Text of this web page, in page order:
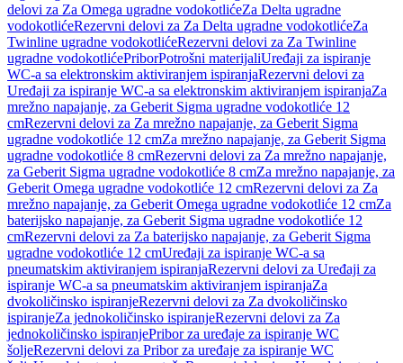
delovi za Za Omega ugradne vodokotlićeZa Delta ugradne
vodokotlićeRezervni delovi za Za Delta ugradne vodokotlićeZa
Twinline ugradne vodokotlićeRezervni delovi za Za Twinline
ugradne vodokotlićePriborPotrošni materijaliUređaji za ispiranje
WC-a sa elektronskim aktiviranjem ispiranjaRezervni delovi za
Uređaji za ispiranje WC-a sa elektronskim aktiviranjem ispiranjaZa
mrežno napajanje, za Geberit Sigma ugradne vodokotliće 12
cmRezervni delovi za Za mrežno napajanje, za Geberit Sigma
ugradne vodokotliće 12 cmZa mrežno napajanje, za Geberit Sigma
ugradne vodokotliće 8 cmRezervni delovi za Za mrežno napajanje,
za Geberit Sigma ugradne vodokotliće 8 cmZa mrežno napajanje, za
Geberit Omega ugradne vodokotliće 12 cmRezervni delovi za Za
mrežno napajanje, za Geberit Omega ugradne vodokotliće 12 cmZa
baterijsko napajanje, za Geberit Sigma ugradne vodokotliće 12
cmRezervni delovi za Za baterijsko napajanje, za Geberit Sigma
ugradne vodokotliće 12 cmUređaji za ispiranje WC-a sa
pneumatskim aktiviranjem ispiranjaRezervni delovi za Uređaji za
ispiranje WC-a sa pneumatskim aktiviranjem ispiranjaZa
dvokoličinsko ispiranjeRezervni delovi za Za dvokoličinsko
ispiranjeZa jednokoličinsko ispiranjeRezervni delovi za Za
jednokoličinsko ispiranjePribor za uređaje za ispiranje WC
šoljeRezervni delovi za Pribor za uređaje za ispiranje WC